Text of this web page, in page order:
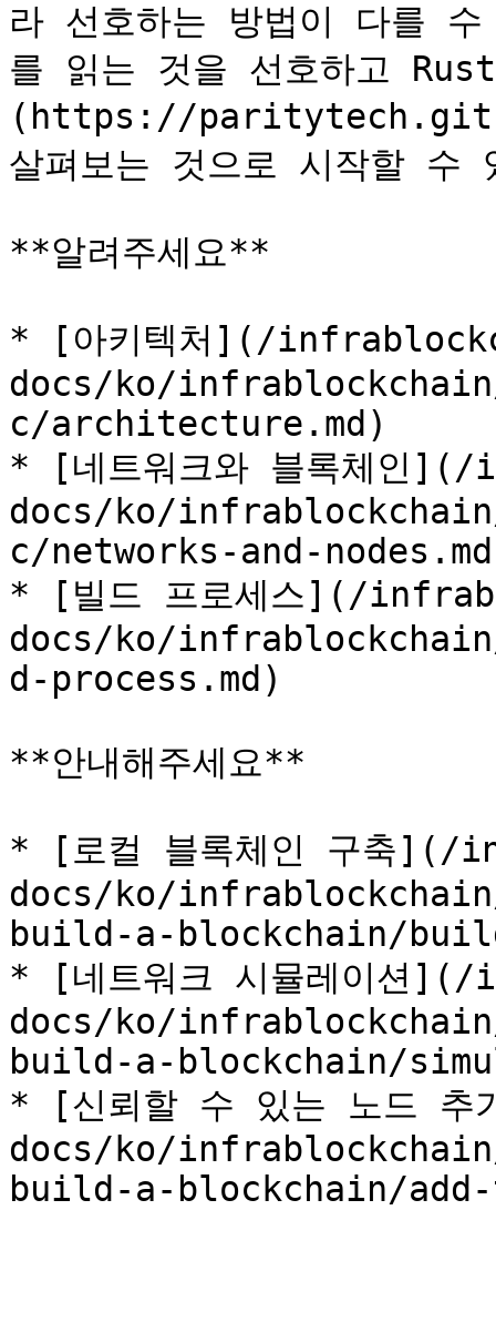
라 선호하는 방법이 다를
를 읽는 것을 선호하고
(https://
살펴보는 것으로 시작할 수
**알려주세요**
* [아키텍처](/
docs/ko/
c/architecture.md)
* [네트워크와 블록체인
docs/ko/
c/networks-and-
* [빌드 프로세스](/
docs/ko/
d-process.md)
**안내해주세요**
* [로컬 블록체인 구축](/
docs/ko/
build-a-blockchain/
* [네트워크 시뮬레이션
docs/ko/
build-a-blockchain/
* [신뢰할 수 있는 노드
docs/ko/